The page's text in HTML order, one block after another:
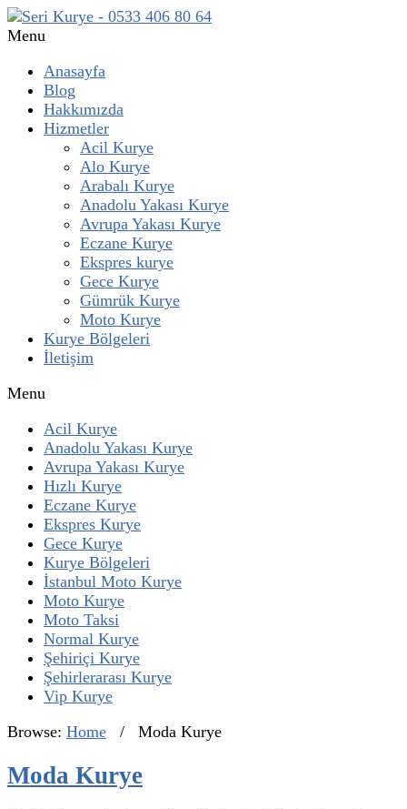
Menu
Anasayfa
Blog
Hakkımızda
Hizmetler
Acil Kurye
Alo Kurye
Arabalı Kurye
Anadolu Yakası Kurye
Avrupa Yakası Kurye
Eczane Kurye
Ekspres kurye
Gece Kurye
Gümrük Kurye
Moto Kurye
Kurye Bölgeleri
İletişim
Menu
Acil Kurye
Anadolu Yakası Kurye
Avrupa Yakası Kurye
Hızlı Kurye
Eczane Kurye
Ekspres Kurye
Gece Kurye
Kurye Bölgeleri
İstanbul Moto Kurye
Moto Kurye
Moto Taksi
Normal Kurye
Şehiriçi Kurye
Şehirlerarası Kurye
Vip Kurye
Browse: Home / Moda Kurye
Moda Kurye